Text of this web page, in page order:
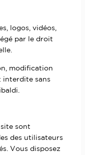
logos, vidéos,
par le droit
modification
interdite sans
sont
des utilisateurs
Vous disposez